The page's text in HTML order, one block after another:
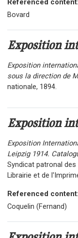
Bovard
Exposition
Exposition
sous la direction de
nationale, 1894.
Exposition
Exposition
Leipzig 1914.
Syndicat patronal
Librairie et de
Referenced content:
Coquelin (Fernand)